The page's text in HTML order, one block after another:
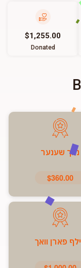
$1,255.00
Donated
נאך שענער
$360.00
פארן וואך